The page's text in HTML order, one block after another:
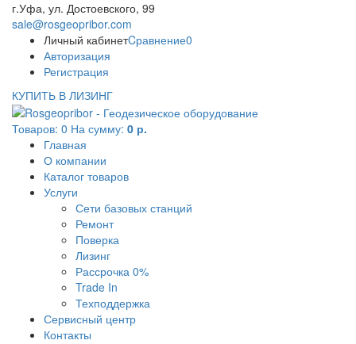
г.Уфа, ул. Достоевского, 99
sale@rosgeopribor.com
Личный кабинет
Авторизация
Регистрация
Cравнение0
КУПИТЬ В ЛИЗИНГ
Товаров: 0 На сумму: 0 р.
Главная
О компании
Каталог товаров
Услуги
Сети базовых станций
Ремонт
Поверка
Лизинг
Рассрочка 0%
Trade In
Техподдержка
Сервисный центр
Контакты